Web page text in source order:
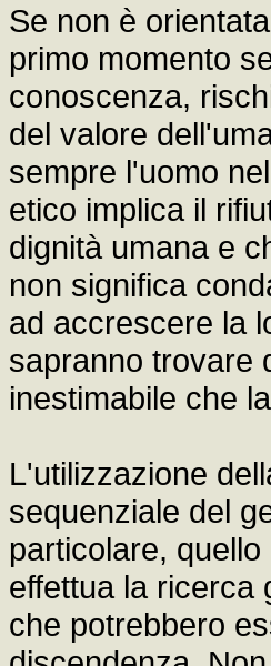
Se non è
primo momento
conoscenza,
del valore
sempre l'uomo
etico implica il
dignità umana e
non significa
ad accrescere la
sapranno trovare
inestimabile che
L'utilizzazione
sequenziale del
particolare,
effettua la ricerca
che potrebbero